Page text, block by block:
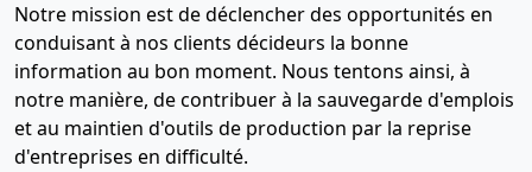
Notre mission est de déclencher des opportunités en
conduisant à nos clients décideurs la bonne
information au bon moment. Nous tentons ainsi, à
notre manière, de contribuer à la sauvegarde d'emplois
et au maintien d'outils de production par la reprise
d'entreprises en difficulté.